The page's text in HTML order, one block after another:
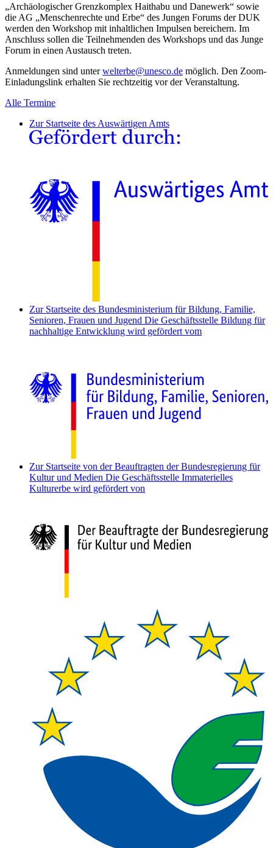
„Archäologischer Grenzkomplex Haithabu und Danewerk“ sowie
die AG „Menschenrechte und Erbe“ des Jungen Forums der DUK
werden den Workshop mit inhaltlichen Impulsen bereichern. Im
Anschluss sollen die Teilnehmenden des Workshops und das Junge
Forum in einen Austausch treten.
Anmeldungen sind unterwelterbe@unesco.de möglich. Den Zoom-
Einladungslink erhalten Sie rechtzeitig vor der Veranstaltung.
Alle Termine
Zur Startseite des Auswärtigen Amts
Zur Startseite des Bundesministerium für Bildung, Familie,
Senioren, Frauen und Jugend Die Geschäftsstelle Bildung für
nachhaltige Entwicklung wird gefördert vom
Zur Startseite von der Beauftragten der Bundesregierung für
Kultur und Medien Die Geschäftsstelle Immaterielles
Kulturerbe wird gefördert von